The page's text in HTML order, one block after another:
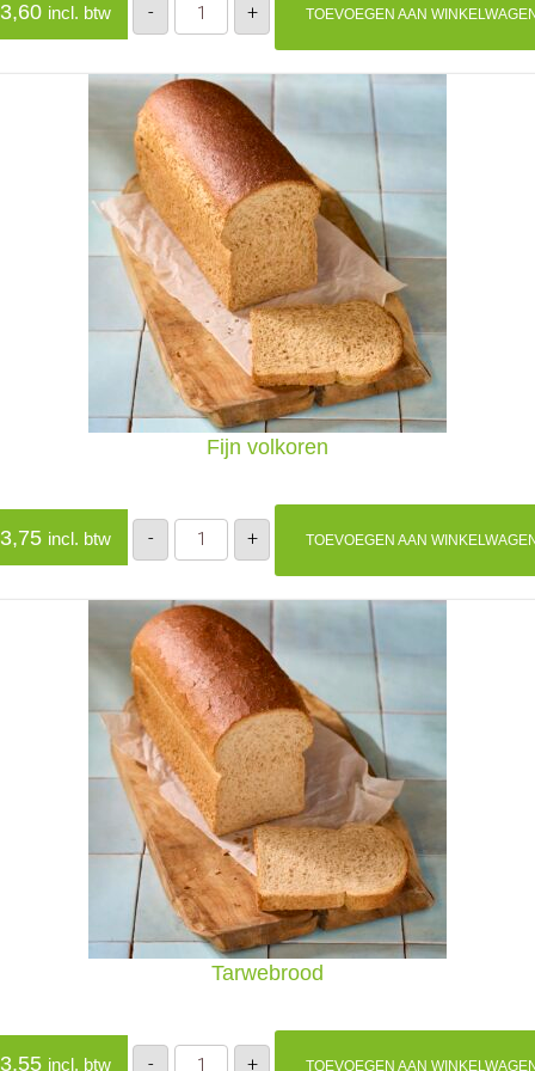
incl. btw -
aantal
+ TOEVOEGEN AAN
Fijn volkoren
incl. btw -
Fijn
volkoren
aantal
+ TOEVOEGEN AAN
Tarwebrood
incl. btw -
Tarwebrood
+ TOEVOEGEN AAN